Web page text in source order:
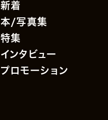
新着
本/写真集
特集
インタビュー
プロモーション